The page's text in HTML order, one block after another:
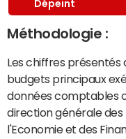
Dépeint
Méthodologie :
Les chiffres présentés
budgets principaux
données comptables
direction générale des
l'Economie et des